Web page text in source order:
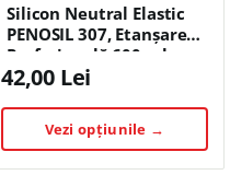
Silicon Neutral Elastic
PENOSIL 307, Etanșare
Profesională 600 ml
42,00 Lei
Vezi opțiunile →